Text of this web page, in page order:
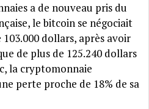
a de nouveau pris du
le bitcoin se négociait
dollars, après avoir
de plus de 125.240 dollars
la cryptomonnaie
perte proche de 18% de sa